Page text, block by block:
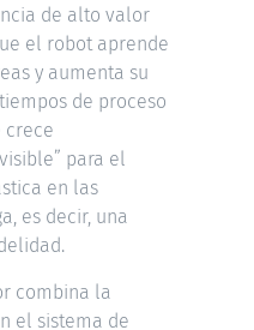
de alto valor
el robot aprende
y aumenta su
de proceso
crece
para el
en las
es decir, una
combina la
el sistema de